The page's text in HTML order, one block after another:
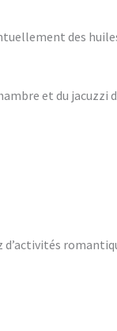
des
et du jacuzzi